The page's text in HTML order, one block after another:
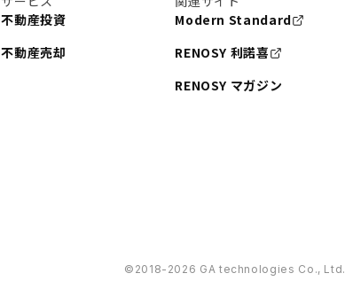
不動産投資
不動産売却
Modern Standard
RENOSY 利諾喜
RENOSY マガジン
©︎2018-2026 GA technologies Co., Ltd.